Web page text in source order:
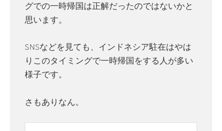
グでの一時帰国は正解だったのではないかと
思います。
SNSなどを見ても、インドネシア駐在はやは
りこのタイミングで一時帰国をする人が多い
様子です。
さもありなん。